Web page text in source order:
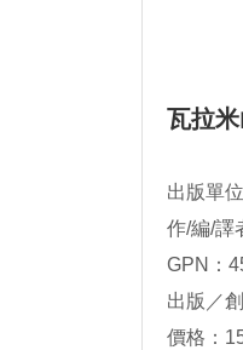
瓦拉
出版單位
作/編/譯
GPN：
出版／
價格：